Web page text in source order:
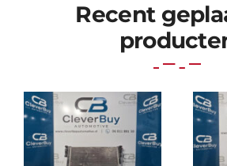
Recent